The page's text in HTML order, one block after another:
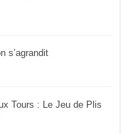
s’agrandit
Tours : Le Jeu de Plis